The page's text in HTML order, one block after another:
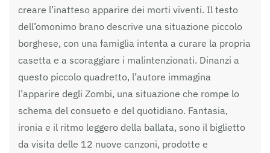
creare l’inatteso apparire dei morti viventi. Il testo
dell’omonimo brano descrive una situazione piccolo
borghese, con una famiglia intenta a curare la propria
casetta e a scoraggiare i malintenzionati. Dinanzi a
questo piccolo quadretto, l’autore immagina
l’apparire degli Zombi, una situazione che rompe lo
schema del consueto e del quotidiano. Fantasia,
ironia e il ritmo leggero della ballata, sono il biglietto
da visita delle 12 nuove canzoni, prodotte e